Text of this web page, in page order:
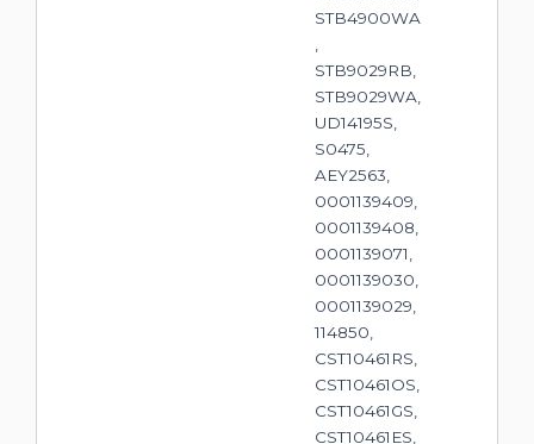
STB4900WA
,
STB9029RB,
STB9029WA,
UD14195S,
S0475,
AEY2563,
0001139409,
0001139408,
0001139071,
0001139030,
0001139029,
114850,
CST10461RS,
CST10461OS,
CST10461GS,
CST10461ES,